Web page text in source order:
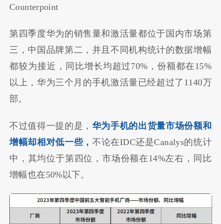
Counterpoint
第四季度华为的销售量和激活量都位于国内市场第
三，中国品牌第二，并且不同机构统计的数据增幅
都较为接近，同比增长均超过70%，份额都在15%
以上，华为三个月的手机激活量已经超过了1140万
部。
不过值得一提的是， 华为手机的出货量市场份额和
增幅却相对低一些， 不论在IDC还是Canalys的统计
中，其均位于第四位，市场份额在14%左右，同比
增幅也在50%以下。